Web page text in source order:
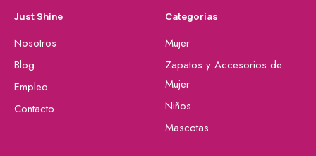
Just Shine
Nosotros
Blog
Empleo
Contacto
Categorías
Mujer
Zapatos y Accesorios de
Mujer
Niños
Mascotas